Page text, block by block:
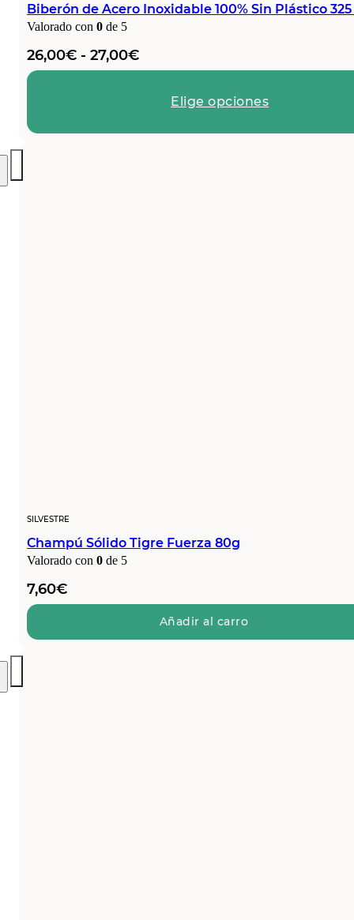
Biberón de Acero Inoxidable 100% Sin Plástico
Valorado con 0 de 5
26,00€ - 27,00€Rango
de
desdeElige opciones
SILVESTRE
Champú Sólido Tigre Fuerza 80g
Valorado con 0 de 5
7,60€
Añadir al carro